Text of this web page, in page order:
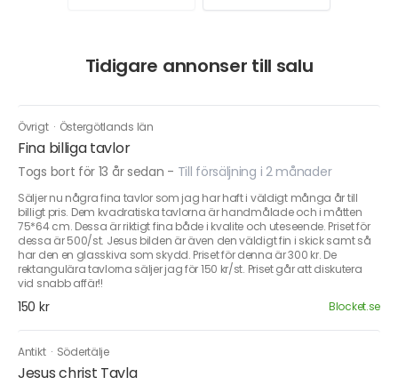
Tidigare annonser till salu
Övrigt · Östergötlands län
Fina billiga tavlor
Togs bort för 13 år sedan - Till försäljning i 2 månader
Säljer nu några fina tavlor som jag har haft i väldigt många år till
billigt pris. Dem kvadratiska tavlorna är handmålade och i måtten
75*64 cm. Dessa är riktigt fina både i kvalite och uteseende. Priset för
dessa är 500/st. Jesus bilden är även den väldigt fin i skick samt så
har den en glasskiva som skydd. Priset för denna är 300 kr. De
rektangulära tavlorna säljer jag för 150 kr/st. Priset går att diskutera
vid snabb affär!!
150 kr Blocket.se
Antikt · Södertälje
Jesus christ Tavla